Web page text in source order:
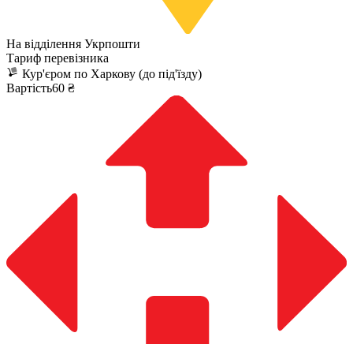
На відділення Укрпошти
Тариф перевізника
Кур'єром по Харкову (до під'їзду)
Вартість60 ₴